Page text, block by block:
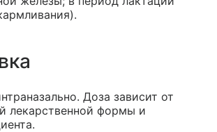
Доза зависит от
лекарственной формы и